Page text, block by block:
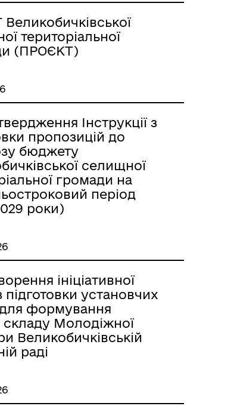
територіальної
(ПРОЄКТ)
Інструкції з
пропозицій до
бюджету
селищної
громади на
період
роки)
ініціативної
підготовки установчих
для формування
складу Молодіжної
Великобичківській
раді